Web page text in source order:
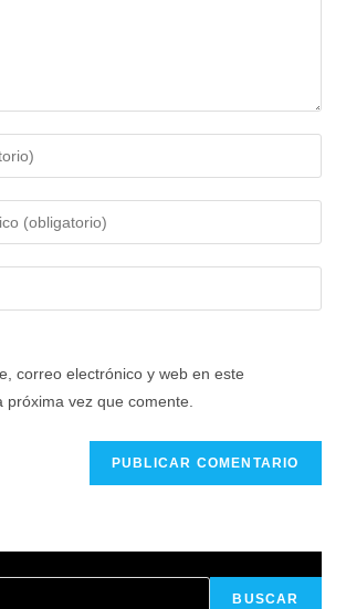
correo electrónico y web en este
próxima vez que comente.
BUSCAR